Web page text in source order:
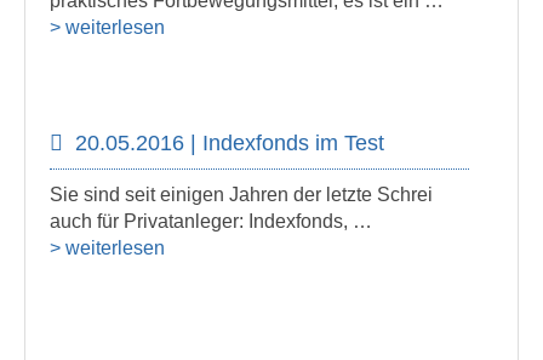
> weiterlesen
20.05.2016 | Indexfonds im Test
Sie sind seit einigen Jahren der letzte Schrei
auch für Privatanleger: Indexfonds, …
> weiterlesen